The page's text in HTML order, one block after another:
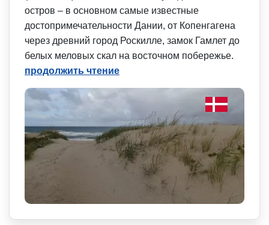
остров – в основном самые известные
достопримечат­ельности Дании, от Копенгагена
через древний город Роскилле, замок Гамлет до
белых меловых скал на восточном побережье.
продолжить чтение